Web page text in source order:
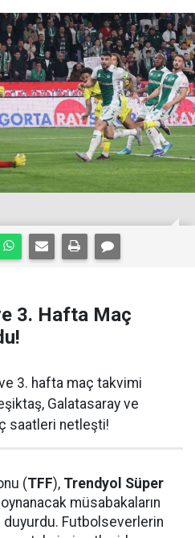
3. Hafta Maç
3. hafta maç takvimi
Galatasaray ve
saatleri netleşti!
(TFF), Trendyol Süper
müsabakaların
Futbolseverlerin